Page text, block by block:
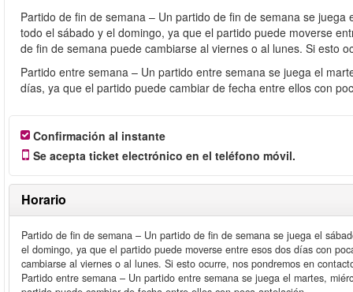
Partido de fin de semana – Un partido de fin de semana se
todo el sábado y el domingo, ya que el partido puede moverse
de fin de semana puede cambiarse al viernes o al lunes. Si esto
Partido entre semana – Un partido entre semana se juega el
días, ya que el partido puede cambiar de fecha entre ellos con
Confirmación al instante
Se acepta ticket electrónico en el teléfono móvil.
Horario
Partido de fin de semana – Un partido de fin de semana se juega el
el domingo, ya que el partido puede moverse entre esos dos días con
cambiarse al viernes o al lunes. Si esto ocurre, nos pondremos en
Partido entre semana – Un partido entre semana se juega el martes,